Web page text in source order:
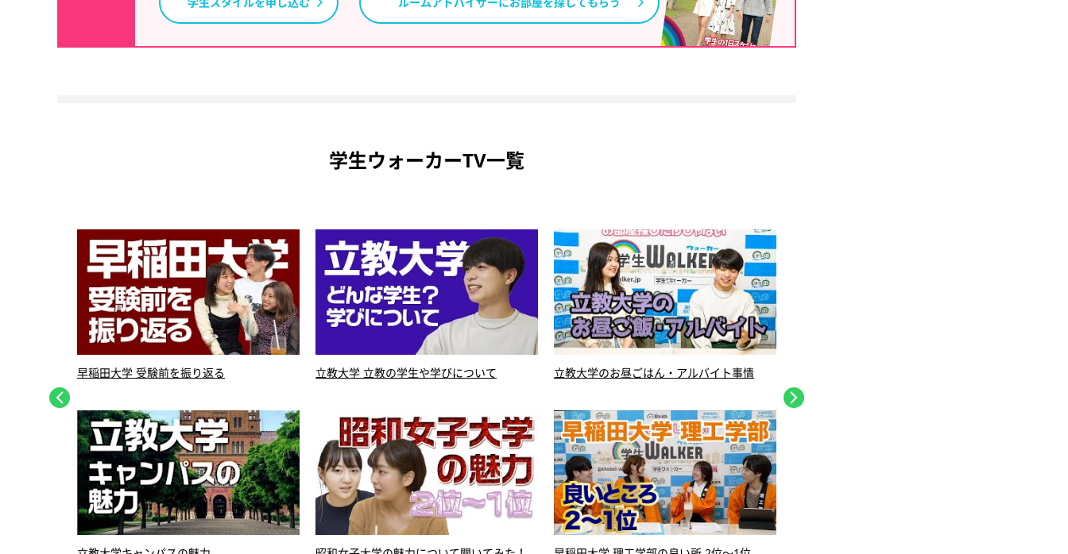
学生ウォーカーTV一覧
早稲田大学 受験前を振り返る 立教大学 立教の学生や学びについて 立教大学のお昼ごはん・アルバイト事情